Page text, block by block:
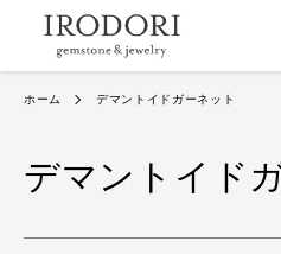
ホーム デマントイドガーネット
デマントイド